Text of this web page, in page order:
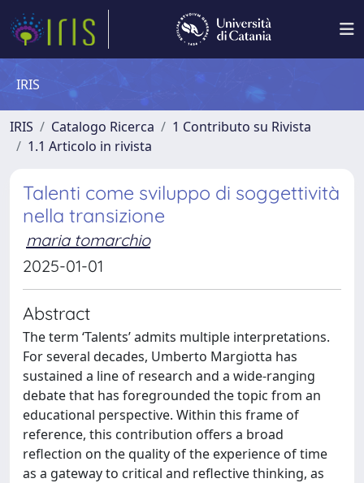
IRIS
IRIS Catalogo Ricerca
1 Contributo su Rivista
1.1 Articolo in rivista
Talenti come sviluppo di soggettività
nella transizione
maria tomarchio
2025-01-01
Abstract
The term ‘Talents’ admits multiple interpretations.
For several decades, Umberto Margiotta has
sustained a line of research and a wide-ranging
debate that has foregrounded the topic from an
educational perspective. Within this frame of
reference, this contribution offers a broad
reflection on the quality of the experience of time
as a gateway to critical and reflective thinking, as